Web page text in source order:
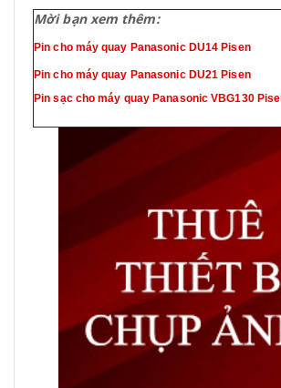
Mời bạn xem thêm:
Pin cho máy quay Panasonic DU14 Pisen
Pin cho máy quay Panasonic DU21 Pisen
Pin sạc cho máy quay Panasonic VBG130